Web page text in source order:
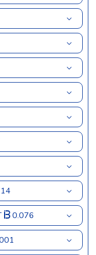
0.076